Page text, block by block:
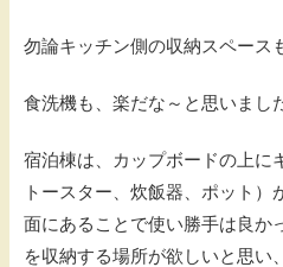
勿論キッチン側の収納スペース
食洗機も、楽だな～と思いまし
宿泊棟は、カップボードの上に
トースター、炊飯器、ポット
面にあることで使い勝手は良か
を収納する場所が欲しいと思い